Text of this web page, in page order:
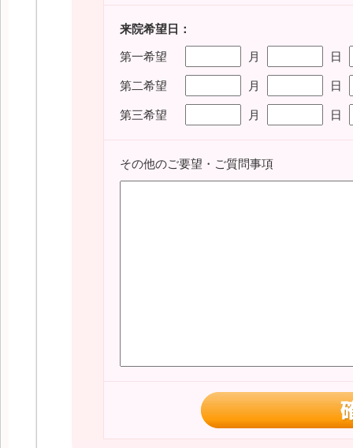
来院希望日：
第一希望 月 日
第二希望 月 日
第三希望 月 日
その他のご要望・ご質問事項